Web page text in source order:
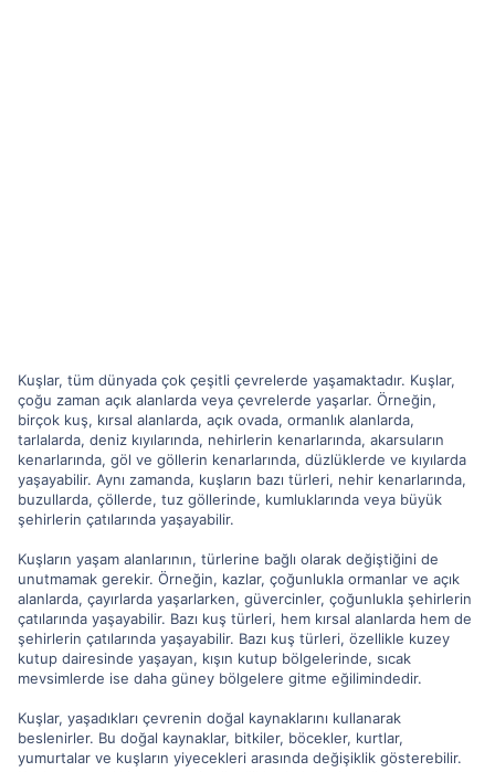
Kuşlar, tüm dünyada çok çeşitli çevrelerde yaşamaktadır. Kuşlar,
çoğu zaman açık alanlarda veya çevrelerde yaşarlar. Örneğin,
birçok kuş, kırsal alanlarda, açık ovada, ormanlık alanlarda,
tarlalarda, deniz kıyılarında, nehirlerin kenarlarında, akarsuların
kenarlarında, göl ve göllerin kenarlarında, düzlüklerde ve kıyılarda
yaşayabilir. Aynı zamanda, kuşların bazı türleri, nehir kenarlarında,
buzullarda, çöllerde, tuz göllerinde, kumluklarında veya büyük
şehirlerin çatılarında yaşayabilir.
Kuşların yaşam alanlarının, türlerine bağlı olarak değiştiğini de
unutmamak gerekir. Örneğin, kazlar, çoğunlukla ormanlar ve açık
alanlarda, çayırlarda yaşarlarken, güvercinler, çoğunlukla şehirlerin
çatılarında yaşayabilir. Bazı kuş türleri, hem kırsal alanlarda hem de
şehirlerin çatılarında yaşayabilir. Bazı kuş türleri, özellikle kuzey
kutup dairesinde yaşayan, kışın kutup bölgelerinde, sıcak
mevsimlerde ise daha güney bölgelere gitme eğilimindedir.
Kuşlar, yaşadıkları çevrenin doğal kaynaklarını kullanarak
beslenirler. Bu doğal kaynaklar, bitkiler, böcekler, kurtlar,
yumurtalar ve kuşların yiyecekleri arasında değişiklik gösterebilir.